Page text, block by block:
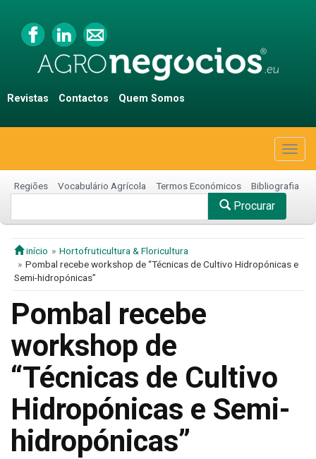
Revistas Contactos Quem Somos
Regiões Vocabulário Agrícola Termos Económicos Bibliografia
Procurar
início
Hortofruticultura & Floricultura
Pombal recebe workshop de “Técnicas de Cultivo Hidropónicas e
Semi-hidropónicas”
Pombal recebe
workshop de
“Técnicas de Cultivo
Hidropónicas e Semi-
hidropónicas”